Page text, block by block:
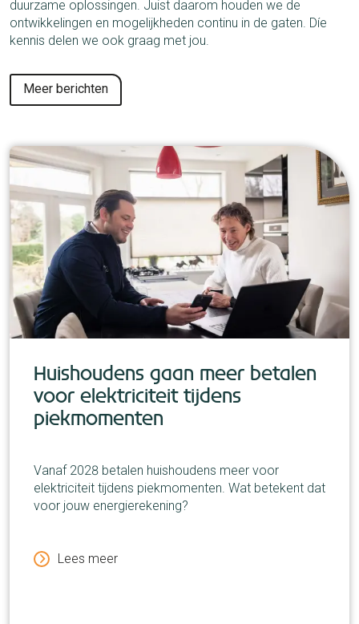
duurzame oplossingen. Juist daarom houden we de
ontwikkelingen en mogelijkheden continu in de gaten. Díe
kennis delen we ook graag met jou.
Meer berichten
Huishoudens gaan meer betalen
voor elektriciteit tijdens
piekmomenten
Vanaf 2028 betalen huishoudens meer voor
elektriciteit tijdens piekmomenten. Wat betekent dat
voor jouw energierekening?
Lees meer